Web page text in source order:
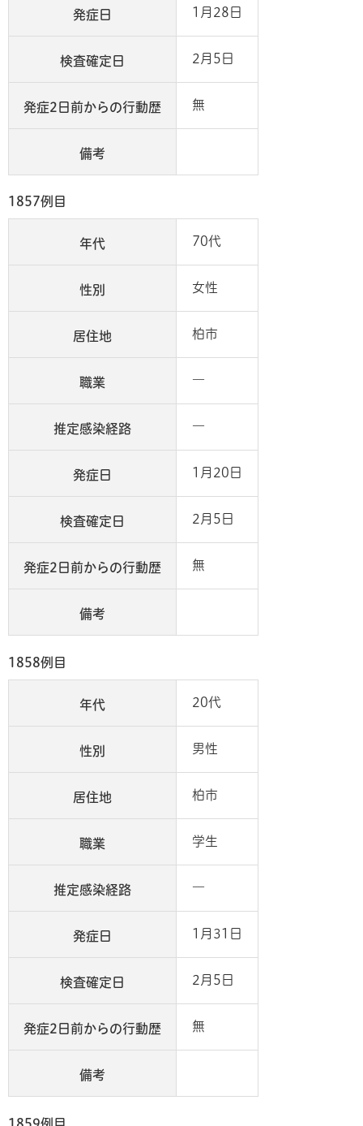
発症日 1月28日
検査確定日 2月5日
発症2日前からの行動歴 無
備考
1857例目
年代 70代
性別 女性
居住地 柏市
職業 ―
推定感染経路 ―
発症日 1月20日
検査確定日 2月5日
発症2日前からの行動歴 無
備考
1858例目
年代 20代
性別 男性
居住地 柏市
職業 学生
推定感染経路 ―
発症日 1月31日
検査確定日 2月5日
発症2日前からの行動歴 無
備考